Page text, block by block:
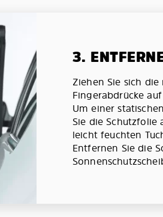
3.
Ziehen Sie sich
Fingerabdrücke
Um einer
Sie die Schutzfolie
leicht feuchten
Entfernen Sie die